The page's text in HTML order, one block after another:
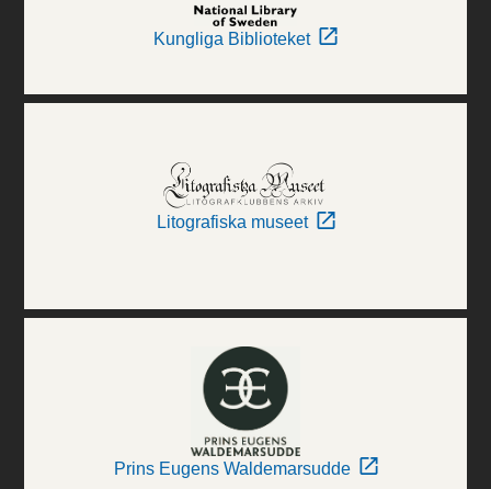
Kungliga Biblioteket
Litografiska museet
Prins Eugens Waldemarsudde